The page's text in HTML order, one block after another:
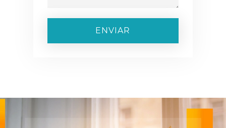
ENVIAR